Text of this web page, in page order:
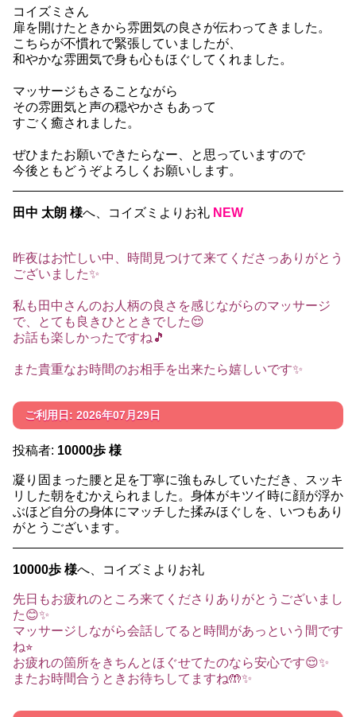
コイズミさん
扉を開けたときから雰囲気の良さが伝わってきました。
こちらが不慣れで緊張していましたが、
和やかな雰囲気で身も心もほぐしてくれました。
マッサージもさることながら
その雰囲気と声の穏やかさもあって
すごく癒されました。
ぜひまたお願いできたらなー、と思っていますので
今後ともどうぞよろしくお願いします。
田中 太朗 様へ、コイズミよりお礼 NEW
昨夜はお忙しい中、時間見つけて来てくださっありがとう
ございました✨
私も田中さんのお人柄の良さを感じながらのマッサージ
で、とても良きひとときでした😌
お話も楽しかったですね🎵
また貴重なお時間のお相手を出来たら嬉しいです✨
ご利用日: 2026年07月29日
投稿者: 10000歩 様
凝り固まった腰と足を丁寧に強もみしていただき、スッキ
リした朝をむかえられました。身体がキツイ時に顔が浮か
ぶほど自分の身体にマッチした揉みほぐしを、いつもあり
がとうございます。
10000歩 様へ、コイズミよりお礼
先日もお疲れのところ来てくださりありがとうございまし
た😊✨
マッサージしながら会話してると時間があっという間です
ね⭐︎
お疲れの箇所をきちんとほぐせてたのなら安心です😌✨
またお時間合うときお待ちしてますね🤲✨